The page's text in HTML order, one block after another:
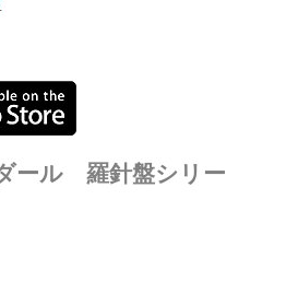
ール 羅針盤シリー